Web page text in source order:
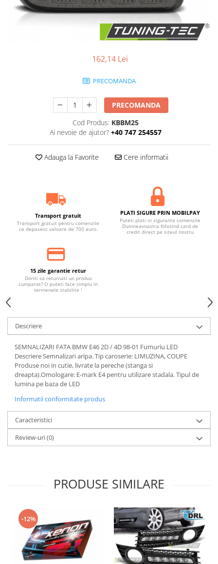
Statii radio CB
Suspensii auto
Tuning evacuare
Accesorii tobe
Banda termoizolata
Tuning iluminari
Becuri LED
Faruri
Iluminari autoutilitare
Kituri xenon
Proiectoare ceata
Semnalizari aripa
Semnalizari fata
Stopuri
Tuning motor
Furtun intercooler turbo
Intercooler
162,14 Lei
PRECOMANDA
PRECOMANDA
Cod Produs: KBBM25
Ai nevoie de ajutor? +40 747 254557
Adauga la Favorite Cere informatii
Transport gratuit
Transport gratuit pentru comenzile
ce depasesc valoare de 700 euro.
PLATI SIGURE PRIN MOBILPAY
Puteti plati in siguranta comenzile
Dumneavoastra folosind card de
credit direct pe siteul nostru
15 zile garantie retur
Doriti sa returnati un produs
cumparat? O puteti face simplu in
termenele stabilite !
Descriere
SEMNALIZARI FATA BMW E46 2D / 4D 98-01 Fumuriu LED
Descriere Semnalizari aripa. Tip caroserie: LIMUZINA, COUPE
Produse noi in cutie, livrate la pereche (stanga si
dreapta).Omologare: E-mark E4 pentru utilizare stadala. Tipul de
lumina pe baza de LED
Informatii conformitate produs
Caracteristici
Review-uri(0)
PRODUSE SIMILARE
-12%